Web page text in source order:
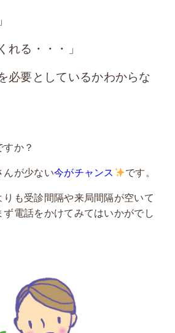
れる・・・」
必要としているかわからな
か？
んが少ない今がチャンス です。
も受診間隔や来局間隔が空いて
電話をかけてみてはいかがでし